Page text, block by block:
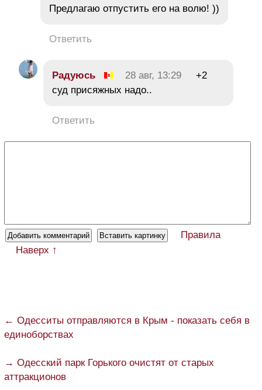
Предлагаю отпустить его на волю! ))
Ответить
Радуюсь 28 авг, 13:29
+2
суд присяжных надо..
Ответить
Правила
Наверх ↑
← Одесситы отправляются в Крым - показать себя в
единоборствах
→ Одесский парк Горького очистят от старых
аттракционов